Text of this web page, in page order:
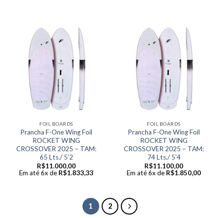
FOIL BOARDS
Prancha F-One Wing Foil
ROCKET WING
CROSSOVER 2025 – TAM:
65 Lts./ 5’2
R$11.000,00
Em até 6x de R$1.833,33
FOIL BOARDS
Prancha F-One Wing Foil
ROCKET WING
CROSSOVER 2025 – TAM:
74 Lts./ 5’4
R$11.100,00
Em até 6x de R$1.850,00
1 2